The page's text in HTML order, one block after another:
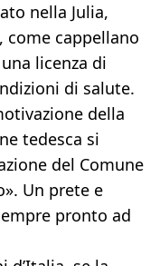
nella Julia,
cappellano
licenza di
di salute.
della
tedesca si
del Comune
Un prete e
pronto ad